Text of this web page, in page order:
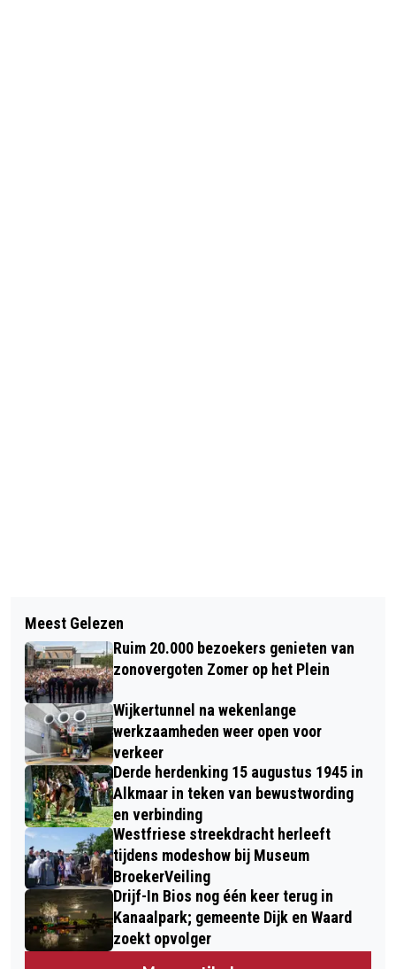
OVERLEDEN PERSOON GEVONDEN IN
SLOOT IN HEERHUGOWAARD
AUTO VLIEGT IN BRAND OP A9 BIJ
UITGEEST
Meest Gelezen
Ruim 20.000 bezoekers genieten van
zonovergoten Zomer op het Plein
Wijkertunnel na wekenlange
werkzaamheden weer open voor
verkeer
Derde herdenking 15 augustus 1945 in
Alkmaar in teken van bewustwording
en verbinding
Westfriese streekdracht herleeft
tijdens modeshow bij Museum
BroekerVeiling
Drijf-In Bios nog één keer terug in
Kanaalpark; gemeente Dijk en Waard
zoekt opvolger